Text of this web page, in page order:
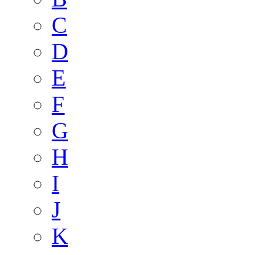
C
D
E
F
G
H
I
J
K